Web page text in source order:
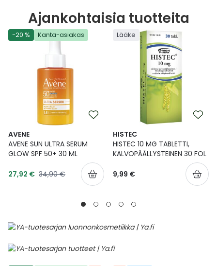
Ajankohtaisia tuotteita
-20 % Kanta-asiakas
AVENE
AVENE SUN ULTRA SERUM
GLOW SPF 50+ 30 ML
Tarjoushinta
27,92 € Normaalihinta
34,90 €
Lääke
HISTEC
HISTEC 10 MG TABLETTI,
KALVOPÄÄLLYSTEINEN 30 FOL
9,99 €